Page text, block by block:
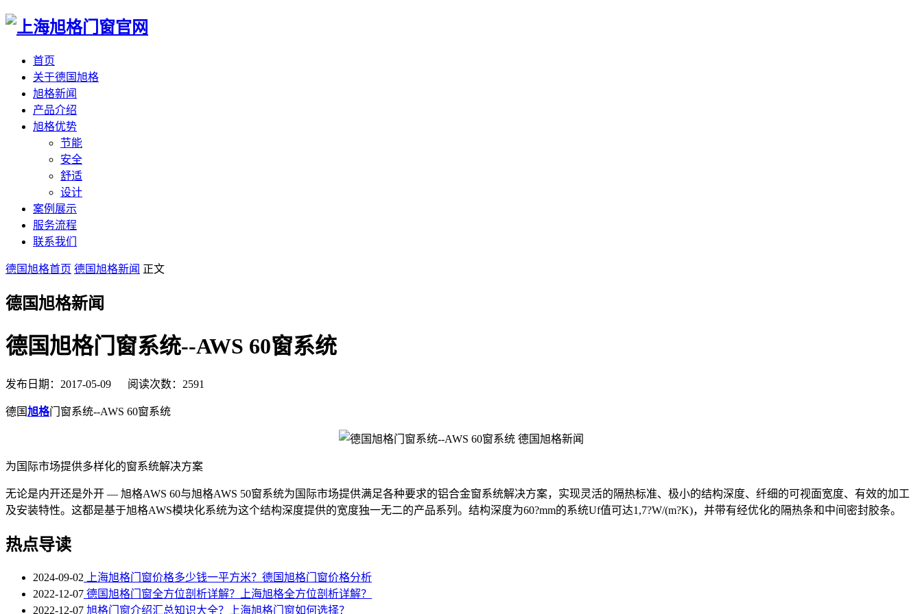
首页
关于德国旭格
旭格新闻
产品介绍
旭格优势
节能
安全
舒适
设计
案例展示
服务流程
联系我们
德国旭格首页 德国旭格新闻 正文
德国旭格新闻
德国旭格门窗系统--AWS 60窗系统
发布日期：2017-05-09 阅读次数：2591
德国旭格门窗系统--AWS 60窗系统
为国际市场提供多样化的窗系统解决方案
无论是内开还是外开 — 旭格AWS 60与旭格AWS 50窗系统为国际市场提供满足各种要求的铝合金窗系统解决方案，实现灵活的隔热标准、极小的结构深度、纤细的可视面宽度、有效的加工
及安装特性。这都是基于旭格AWS模块化系统为这个结构深度提供的宽度独一无二的产品系列。结构深度为60?mm的系统Uf值可达1,7?W/(m?K)，并带有经优化的隔热条和中间密封胶条。
热点导读
2024-09-02 上海旭格门窗价格多少钱一平方米？德国旭格门窗价格分析
2022-12-07 德国旭格门窗全方位剖析详解？上海旭格全方位剖析详解？
2022-12-07 旭格门窗介绍汇总知识大全？上海旭格门窗如何选择？